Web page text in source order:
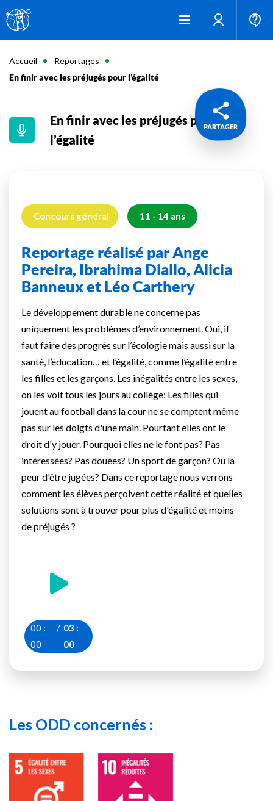
Accueil
Reportages
En finir avec les préjugés pour l’égalité
PARTAGER
En finir avec les préjugés pour
l’égalité
Concours général 11 - 14 ans
Reportage réalisé par Ange
Pereira, Ibrahima Diallo, Alicia
Banneux et Léo Carthery
Le développement durable ne concerne pas
uniquement les problèmes d’environnement. Oui, il
faut faire des progrès sur l’écologie mais aussi sur la
santé, l’éducation… et l’égalité, comme l’égalité entre
les filles et les garçons. Les inégalités entre les sexes,
on les voit tous les jours au collège: Les filles qui
jouent au football dans la cour ne se comptent même
pas sur les doigts d'une main. Pourtant elles ont le
droit d'y jouer. Pourquoi elles ne le font pas? Pas
intéressées? Pas douées? Un sport de garçon? Ou la
peur d'être jugées? Dans ce reportage nous verrons
comment les élèves perçoivent cette réalité et quelles
solutions sont à trouver pour plus d'égalité et moins
de préjugés ?
00 :
00
/ 03 :
00
Les ODD concernés :